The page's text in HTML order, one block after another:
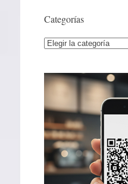
Categorías
Categorías